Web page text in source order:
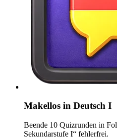
Makellos in Deutsch I
Beende 10 Quizrunden in
Sekundarstufe I“ fehlerfrei.